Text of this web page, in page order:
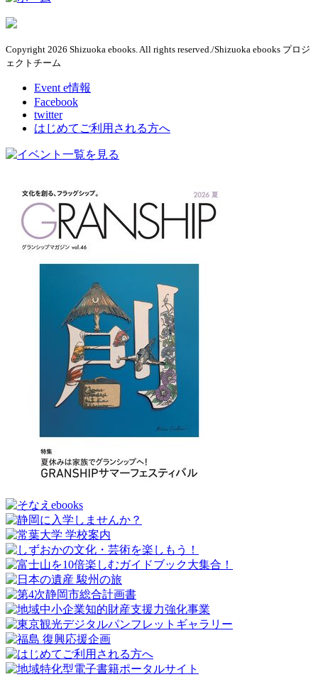
Copyright 2026 Shizuoka ebooks. All rights reserved./Shizuoka ebooks プロジ
ェクトチーム
Event e情報
Facebook
twitter
はじめてご利用される方へ